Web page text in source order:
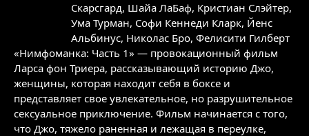
Скарсгард, Шайа ЛаБаф, Кристиан Слэйтер,
Ума Турман, Софи Кеннеди Кларк, Йенс
Альбинус, Николас Бро, Фелисити Гилберт
«Нимфоманка: Часть 1» — провокационный фильм
Ларса фон Триера, рассказывающий историю Джо,
женщины, которая находит себя в боксе и
представляет свое увлекательное, но разрушительное
сексуальное приключение. Фильм начинается с того,
что Джо, тяжело раненная и лежащая в переулке,